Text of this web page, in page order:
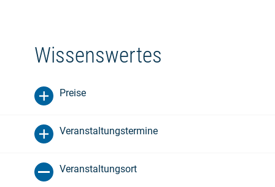
Wissenswertes
Preise
Veranstaltungstermine
Veranstaltungsort